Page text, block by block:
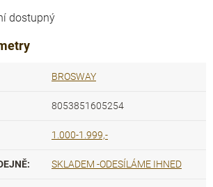
dostupný
BROSWAY
8053851605254
1.000-1.999,-
: SKLADEM -ODESÍLÁME IHNED